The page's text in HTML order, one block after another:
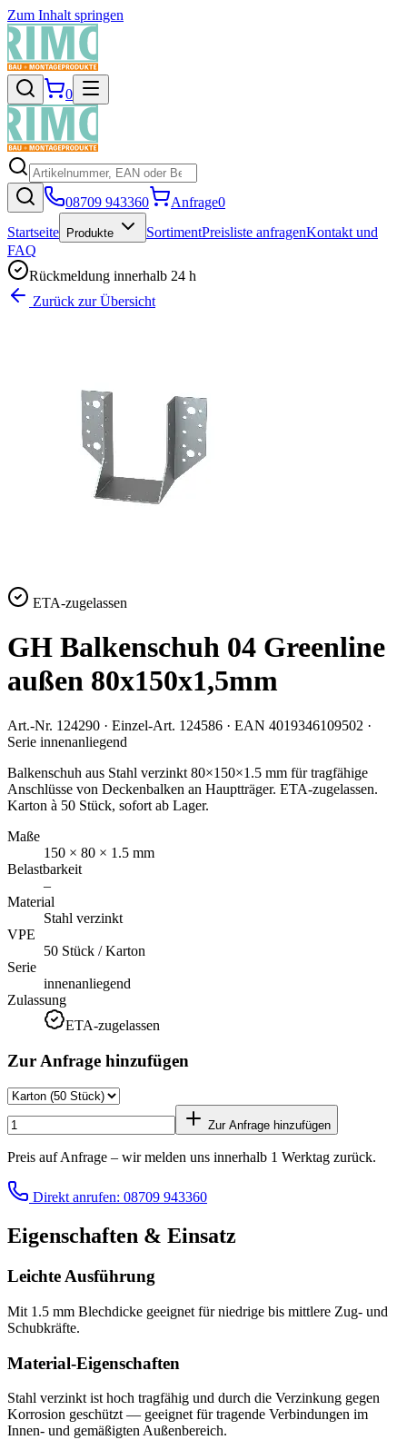
Zum Inhalt springen
0
08709 943360 Anfrage0
Startseite
Produkte SortimentPreisliste anfragenKontakt und
FAQ
Rückmeldung innerhalb 24 h
Zurück zur Übersicht
ETA-zugelassen
GH Balkenschuh 04 Greenline
außen 80x150x1,5mm
Art.-Nr. 124290 · Einzel-Art. 124586 · EAN 4019346109502 ·
Serie innenanliegend
Balkenschuh aus Stahl verzinkt 80×150×1.5 mm für tragfähige
Anschlüsse von Deckenbalken an Hauptträger. ETA-zugelassen.
Karton à 50 Stück, sofort ab Lager.
Maße
150 × 80 × 1.5 mm
Belastbarkeit
–
Material
Stahl verzinkt
VPE
50 Stück / Karton
Serie
innenanliegend
Zulassung
ETA-zugelassen
Zur Anfrage hinzufügen
Zur Anfrage hinzufügen
Preis auf Anfrage – wir melden uns innerhalb 1 Werktag zurück.
Direkt anrufen: 08709 943360
Eigenschaften & Einsatz
Leichte Ausführung
Mit 1.5 mm Blechdicke geeignet für niedrige bis mittlere Zug- und
Schubkräfte.
Material-Eigenschaften
Stahl verzinkt ist hoch tragfähig und durch die Verzinkung gegen
Korrosion geschützt — geeignet für tragende Verbindungen im
Innen- und gemäßigten Außenbereich.